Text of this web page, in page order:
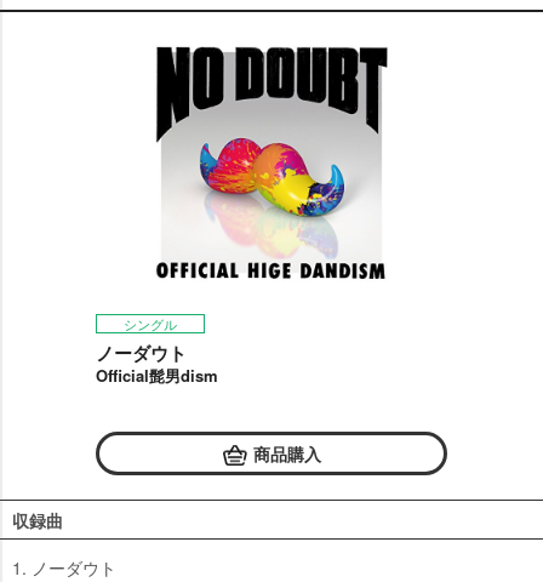
シングル
ノーダウト
Official髭男dism
商品購入
収録曲
1. ノーダウト